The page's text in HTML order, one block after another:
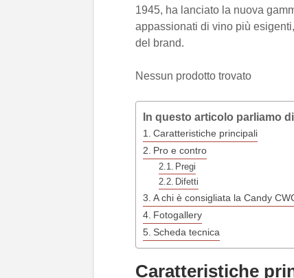
1945, ha lanciato la nuova
appassionati di vino più
del brand.
Nessun prodotto trovato
In questo articolo parliamo
Caratteristiche principali
Pro e contro
Pregi
Difetti
A chi è consigliata la Candy
Fotogallery
Scheda tecnica
Caratteristiche